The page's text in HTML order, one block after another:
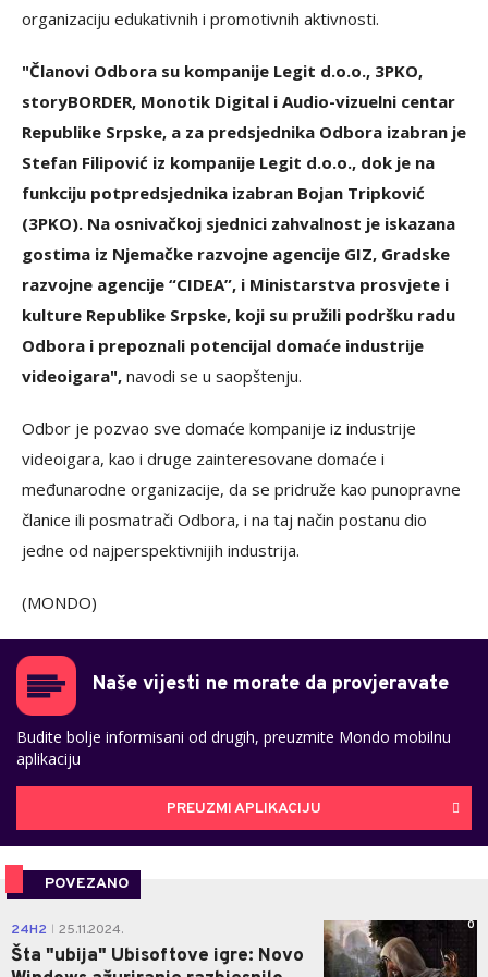
organizaciju edukativnih i promotivnih aktivnosti.
"Članovi Odbora su kompanije Legit d.o.o., 3PKO,
storyBORDER, Monotik Digital i Audio-vizuelni centar
Republike Srpske, a za predsjednika Odbora izabran je
Stefan Filipović iz kompanije Legit d.o.o., dok je na
funkciju potpredsjednika izabran Bojan Tripković
(3PKO). Na osnivačkoj sjednici zahvalnost je iskazana
gostima iz Njemačke razvojne agencije GIZ, Gradske
razvojne agencije “CIDEA”, i Ministarstva prosvjete i
kulture Republike Srpske, koji su pružili podršku radu
Odbora i prepoznali potencijal domaće industrije
videoigara", navodi se u saopštenju.
Odbor je pozvao sve domaće kompanije iz industrije
videoigara, kao i druge zainteresovane domaće i
međunarodne organizacije, da se pridruže kao punopravne
članice ili posmatrači Odbora, i na taj način postanu dio
jedne od najperspektivnijih industrija.
(MONDO)
Naše vijesti ne morate da provjeravate
Budite bolje informisani od drugih, preuzmite Mondo mobilnu
aplikaciju
PREUZMI APLIKACIJU
POVEZANO
24H2 25.11.2024.
Šta "ubija" Ubisoftove igre: Novo
0